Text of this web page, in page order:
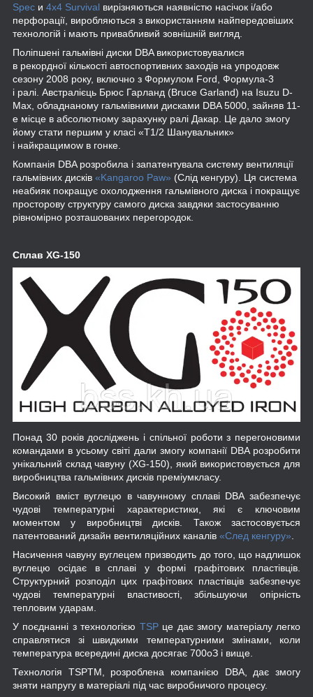
Spec и 4x4 Survival вирізняються наявністю насічок і/або
перфорації, виробляються з використанням найпередовіших
технологій і мають привабливий зовнішній вигляд.
Поліпшені гальмівні диски DBA використовувалися
в рекордної кількості автоспортивних заходів на упродовж
сезону 2008 року, включно з Формулом Ford, Формула-3
і ралі. Австралієць Брюс Гарланд (Bruce Garland) на Isuzu D-
Max, обладнаному гальмівними дисками DBA 5000, зайняв 11-
е місце в абсолютному зарахунку ралі Дакар. Це дало змогу
йому стати першим у класі «T1/2 Шанувальник»
і найкращимow в гонке.
Компанія DBA розробила і запатентувала систему вентиляції
гальмівних дисків «Kangaroo Paw» (Слід кенгуру). Ця система
неабияк покращує охолодження гальмівного диска і покращує
просторову структуру самого диска завдяки застосуванню
рівномірно розташованих перегородок.
Сплав XG-150
Понад 30 років досліджень і спільної роботи з перегоновими
командами в усьому світі дали змогу компанії DBA розробити
унікальний склад чавуну (XG-150), який використовується для
виробництва гальмівних дисків преміумкласу.
Високий вміст вуглецю в чавунному сплаві DBA забезпечує
чудові температурні характеристики, які є ключовим
моментом у виробництві дисків. Також застосовується
патентований дизайн вентиляційних каналів «След кенгуру».
Насичення чавуну вуглецем призводить до того, що надлишок
вуглецю осідає в сплаві у формі графітових пластівців.
Структурний розподіл цих графітових пластівців забезпечує
чудові температурні властивості, збільшуючи опірність
тепловим ударам.
У поєднанні з технологією TSPце дає змогу матеріалу легко
справлятися зі швидкими температурними змінами, коли
температура всередині диска досягає 700oЗ і вище.
Технологія TSPTM, розроблена компанією DBA, дає змогу
зняти напругу в матеріалі під час виробничого процесу.